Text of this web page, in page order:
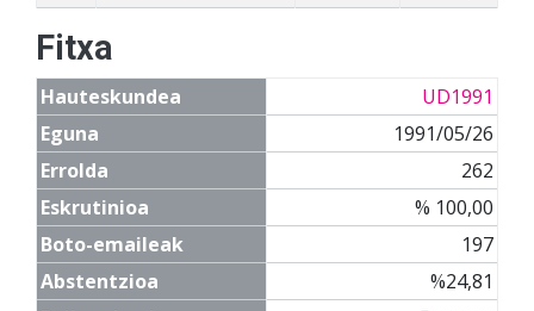
Fitxa
Hauteskundea
UD1991
Eguna
1991/05/26
Errolda
262
Eskrutinioa
% 100,00
Boto-emaileak
197
Abstentzioa
%24,81